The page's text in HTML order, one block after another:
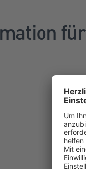
für